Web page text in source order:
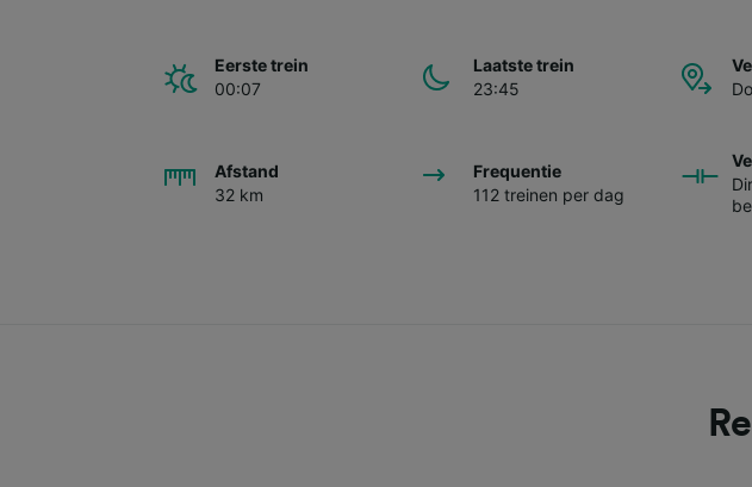
Eerste trein
00:07
Laatste trein
23:45
Afstand
32 km
Frequentie
112 treinen per dag